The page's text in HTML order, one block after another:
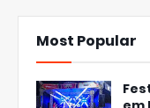
Most Popular